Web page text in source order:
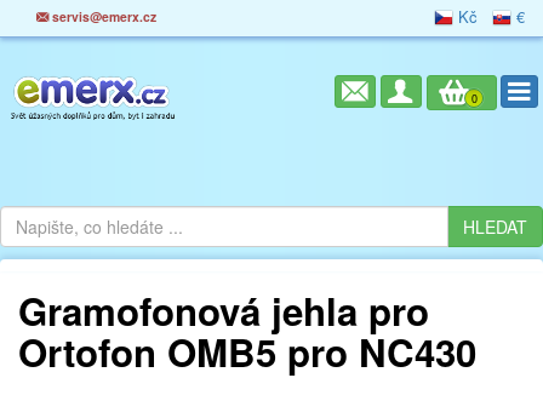
servis@emerx.cz Kč €
0
Gramofonová jehla pro
Ortofon OMB5 pro NC430